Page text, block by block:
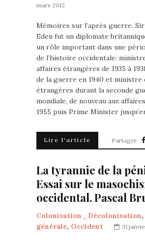
mars 2012
Mémoires sur l’après guerre.
Eden fut un diplomate
un rôle important dans une
de l’histoire occidentale:
affaires étrangères de 1935 à
de la guerre en 1940 et ministre
étrangères durant la seconde
mondiale, de nouveau aux
1955 puis Prime Minister
Lire l'article Partager
La tyrannie de la
Essai sur le
occidental. Pascal
Colonisation_Décolonisation,
générale, Occident 31